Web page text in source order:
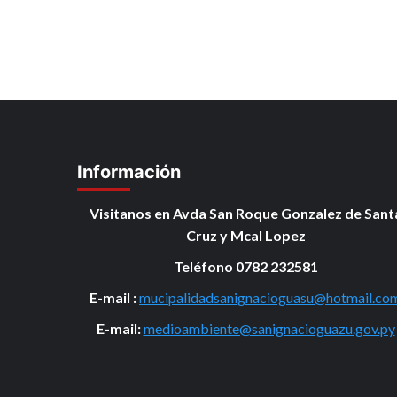
Información
Visitanos en Avda San Roque Gonzalez de
Cruz y Mcal Lopez
Teléfono 0782 232581
E-mail :
E-mail:medioambiente@sanignacioguazu.gov.py